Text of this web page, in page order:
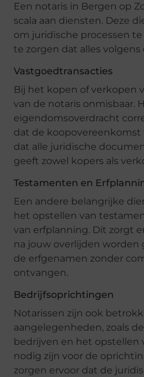
Een notaris in Bergen op
scala aan diensten. Deze
om juridische processen
te zorgen dat alles
Vastgoedtransacties
Bij het kopen of verkopen
van de notaris onmisbaar.
eigendomsoverdracht
dat de koopovereenkomst
dat alle juridische
geeft zowel kopers als
Testamenten en
Een andere belangrijke
het opstellen van
van erfplanning. Dit zorgt
na jouw overlijden worden
de erfgenamen zonder
ontvangen.
Bedrijfsoprichtingen
Notarissen zijn ook
aangelegenheden, zoals
bedrijven en het opstellen
nodig zijn voor de
zorgen ervoor dat de